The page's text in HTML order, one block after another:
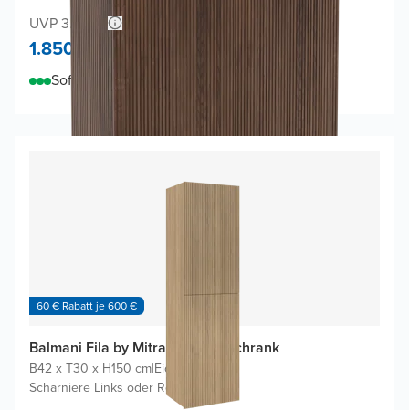
UVP 3.600,-
1.850,-
Sofort lieferbar
60 € Rabatt je 600 €
Balmani Fila by Mitra Badhochschrank
B42 x T30 x H150 cm|Eiche Natur
Scharniere Links oder Rechts